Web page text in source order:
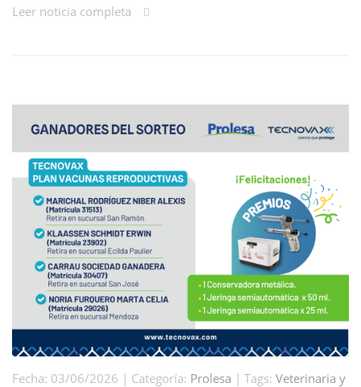
Leer noticia completa
Fecha: 03/06/2026 | Categoría: Prolesa | Tags: Veterinaria y